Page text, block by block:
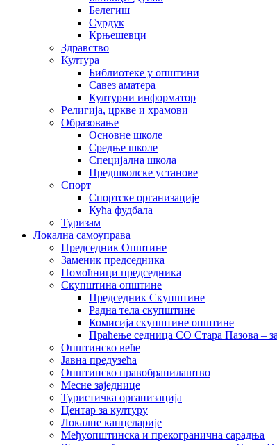
Белегиш
Сурдук
Крњешевци
Здравство
Култура
Библиотеке у општини
Савез аматера
Културни информатор
Религија, цркве и храмови
Образовање
Основне школе
Средње школе
Специјална школа
Предшколске установе
Спорт
Спортске организације
Кућа фудбала
Туризам
Локална самоуправа
Председник Општине
Заменик председника
Помоћници председника
Скупштина општине
Председник Скупштине
Радна тела скупштине
Комисија скупштине општине
Праћење седница СО Стара Пазова –
Општинско веће
Јавна предузећа
Општинско правобранилаштво
Месне заједнице
Туристичка организација
Центaр за културу
Локалне канцеларије
Међуопштинска и прекогранична сарадња